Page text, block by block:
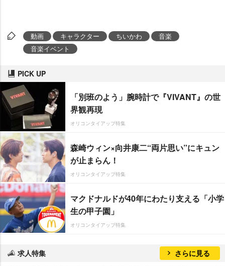
動画 キャラクター ちいかわ
音楽
音楽イベント
PICK UP
「別班のよう」腕時計で『VIVANT』の世
界観再現
オリコンタイアップ特集
森崎ウィン×向井康二“両片思い”にキュン
が止まらん！
オリコンタイアップ特集
マクドナルドが40年にわたり支える「小学
生の甲子園」
オリコンタイアップ特集
求人特集 さらに見る